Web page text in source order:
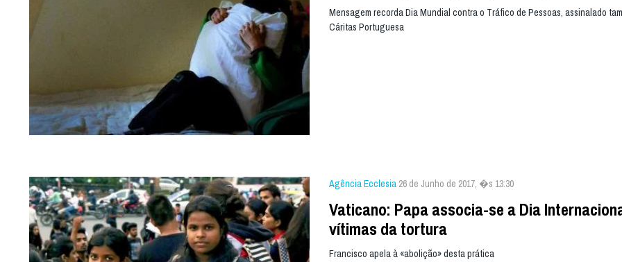
Mensagem recorda Dia Mundial contra o Tráfico de Pessoas, assinalado
Cáritas Portuguesa
Agência Ecclesia 26 de Junho de 2017, �s 13:30
Vaticano: Papa associa-se a Dia
vítimas da tortura
Francisco apela à «abolição» desta prática